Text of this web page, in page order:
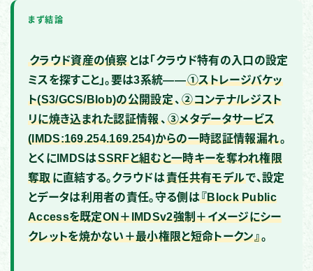
まず結論
クラウド資産の偵察とは「クラウド特有の入口の設定
ミスを探すこと」。要は3系統——①ストレージバケッ
ト(S3/GCS/Blob)の公開設定、②コンテナ/レジスト
リに焼き込まれた認証情報、③メタデータサービス
(IMDS:169.254.169.254)からの一時認証情報漏れ。
とくにIMDSはSSRFと組むと一時キーを奪われ権限
奪取に直結する。クラウドは責任共有モデルで、設定
とデータは利用者の責任。守る側は『Block Public
Accessを既定ON＋IMDSv2強制＋イメージにシー
クレットを焼かない＋最小権限と短命トークン』。